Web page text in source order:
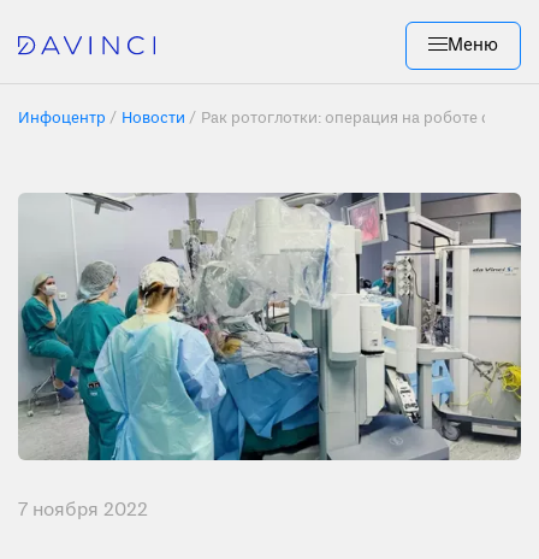
Меню
Инфоцентр Новости Рак ротоглотки: операция на роботе da
7 ноября 2022